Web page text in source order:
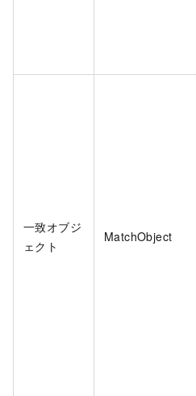
一致オブジ
ェクト
MatchObject